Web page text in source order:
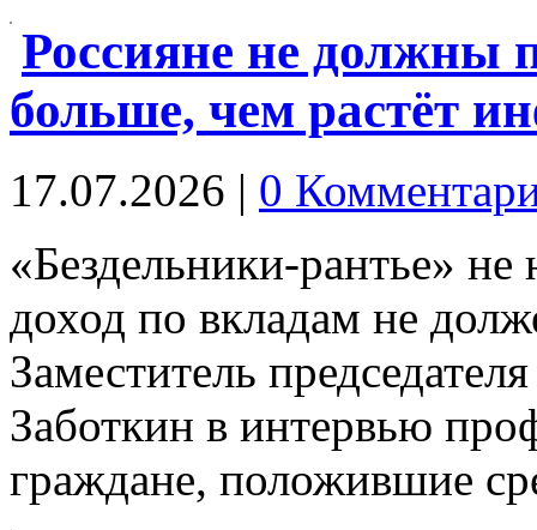
Россияне не должны
больше, чем растёт
17.07.2026 | 0
«Бездельники-рантье»
доход по вкладам не
Заместитель
Заботкин в интервью
граждане, положившие